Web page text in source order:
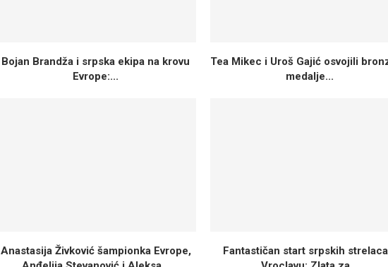
Bojan Brandža i srpska ekipa na krovu
Evrope:...
Tea Mikec i Uroš Gajić osvojili
medalje...
Anastasija Živković šampionka Evrope,
Fantastičan start srpskih